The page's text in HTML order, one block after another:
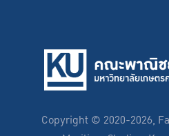
Copyright © 2020-2026,